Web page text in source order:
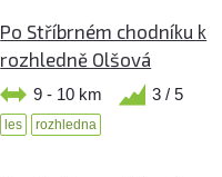
Po Stříbrném chodníku k
rozhledně Olšová
9 - 10 km 3 / 5
les rozhledna